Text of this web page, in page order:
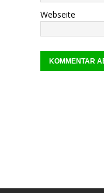
Webseite